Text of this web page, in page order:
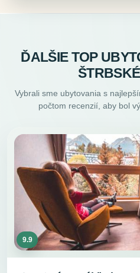
ĎALŠIE TOP
Vybrali sme ubytovania s
počtom recenzií, aby bol
9.9